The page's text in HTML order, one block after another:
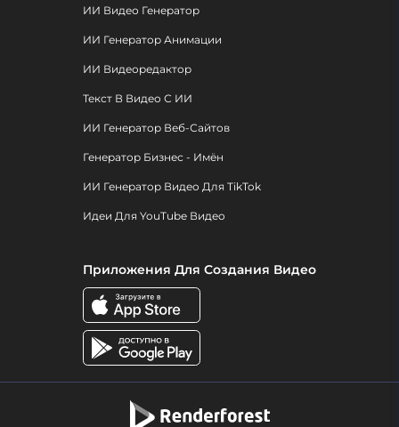
ИИ Видео Генератор
ИИ Генератор Анимации
ИИ Видеоредактор
Текст В Видео С ИИ
ИИ Генератор Веб-Сайтов
Генератор Бизнес - Имён
ИИ Генератор Видео Для TikTok
Идеи Для YouTube Видео
Приложения Для Создания Видео